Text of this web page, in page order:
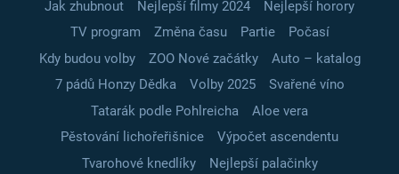
Jak zhubnout Nejlepší filmy 2024
Nejlepší horory
TV program
Změna času Partie
Počasí
Kdy budou volby
ZOO Nové začátky
Auto – katalog
7 pádů Honzy Dědka
Volby 2025
Svařené víno
Tatarák podle Pohlreicha
Aloe vera
Pěstování lichořeřišnice
Výpočet ascendentu
Tvarohové knedlíky
Nejlepší palačinky